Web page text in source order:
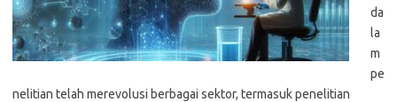
da
la
m
pe
nelitian telah merevolusi berbagai sektor, termasuk penelitian